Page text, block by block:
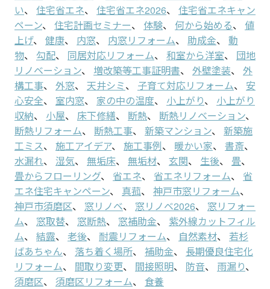
い、 住宅省エネ、 住宅省エネ2026、
住宅省エネキャン
ペーン、 住宅計画セミナー、 体験、 何から始める、
値
上げ、 健康、 内窓、 内窓リフォーム、 助成金、
動
物、 勾配、 同居対応リフォーム、 和室から洋室、
団地
リノベーション、 増改築等工事証明書、 外壁塗装、
外
構工事、 外窓、 天井シミ、 子育て対応リフォーム、
安
心安全、 室内窓、 家の中の温度、 小上がり、
小上がり
収納、 小屋、 床下修繕、 断熱、 断熱リノベーション、
断熱リフォーム、 断熱工事、 新築マンション、
新築施
工ミス、 施工アイデア、 施工事例、 暖かい家、 書斎、
水漏れ、 湿気、 無垢床、 無垢材、 玄関、 生後、 畳、
畳からフローリング、 省エネ、 省エネリフォーム、
省
エネ住宅キャンペーン、 真菰、 神戸市窓リフォーム、
神戸市須磨区、 窓リノベ、 窓リノベ2026、
窓リフォー
ム、 窓取替、 窓断熱、 窓補助金、
紫外線カットフィル
ム、 結露、 老後、 耐震リフォーム、 自然素材、
若杉
ばあちゃん、 落ち着く場所、 補助金、
長期優良住宅化
リフォーム、 間取り変更、 間接照明、 防音、 雨漏り、
須磨区、 須磨区リフォーム、 食養